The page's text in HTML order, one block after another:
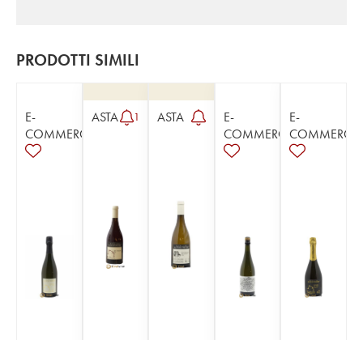
PRODOTTI SIMILI
E-
COMMERCE
ASTA 1 ASTA
E-
COMMERCE
E-
COMMERCE